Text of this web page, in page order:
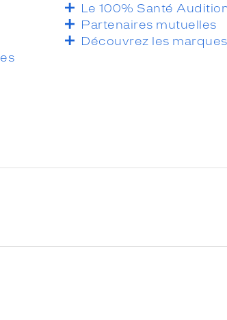
Le 100% Santé
Partenaires mutuelles
Découvrez les